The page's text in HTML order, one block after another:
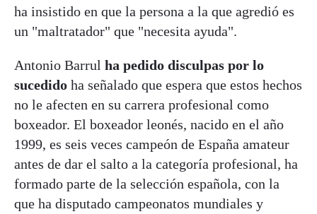
ha insistido en que la persona a la que agredió es
un "maltratador" que "necesita ayuda".
Antonio Barrul ha pedido disculpas por lo
sucedido ha señalado que espera que estos hechos
no le afecten en su carrera profesional como
boxeador. El boxeador leonés, nacido en el año
1999, es seis veces campeón de España amateur
antes de dar el salto a la categoría profesional, ha
formado parte de la selección española, con la
que ha disputado campeonatos mundiales y